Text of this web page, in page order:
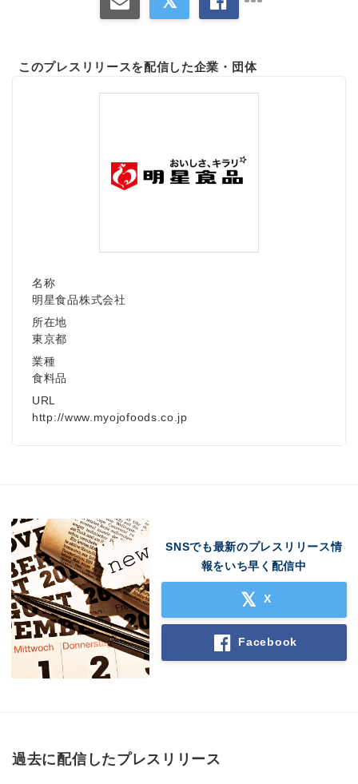
このプレスリリースを配信した企業・団体
名称
明星食品株式会社
所在地
東京都
業種
食料品
URL
http://www.myojofoods.co.jp
SNSでも最新のプレスリリース情
報をいち早く配信中
X
Facebook
過去に配信したプレスリリース